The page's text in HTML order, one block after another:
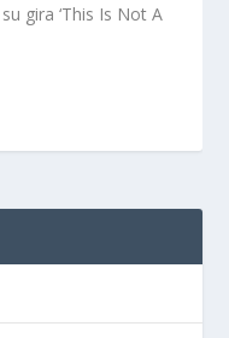
gira ‘This Is Not A